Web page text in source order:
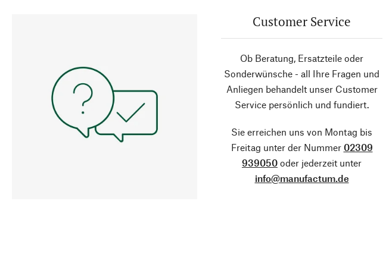
Customer Service
Ob Beratung, Ersatzteile oder
Sonderwünsche - all Ihre Fragen und
Anliegen behandelt unser Customer
Service persönlich und fundiert.
Sie erreichen uns von Montag bis
Freitag unter der Nummer 02309
939050 oder jederzeit unter
info@manufactum.de